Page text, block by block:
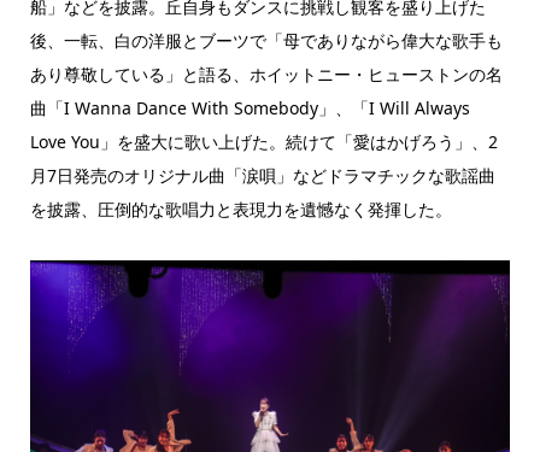
船」などを披露。丘自身もダンスに挑戦し観客を盛り上げた
後、一転、白の洋服とブーツで「母でありながら偉大な歌手も
あり尊敬している」と語る、ホイットニー・ヒューストンの名
曲「I Wanna Dance With Somebody」、「I Will Always
Love You」を盛大に歌い上げた。続けて「愛はかげろう」、2
月7日発売のオリジナル曲「涙唄」などドラマチックな歌謡曲
を披露、圧倒的な歌唱力と表現力を遺憾なく発揮した。